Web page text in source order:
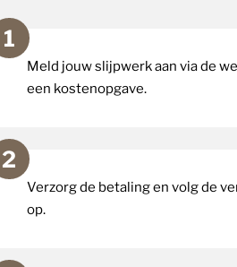
Meld jouw slijpwerk aan via de
een kostenopgave.
Verzorg de betaling en volg de
op.